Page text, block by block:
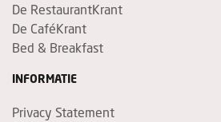
De RestaurantKrant
De CaféKrant
Bed & Breakfast
INFORMATIE
Privacy Statement